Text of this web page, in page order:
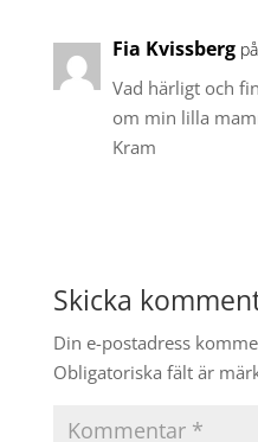
Fia Kvissberg
Vad härligt och
om min lilla
Kram
Skicka
Din e-postadress
Obligatoriska fält är